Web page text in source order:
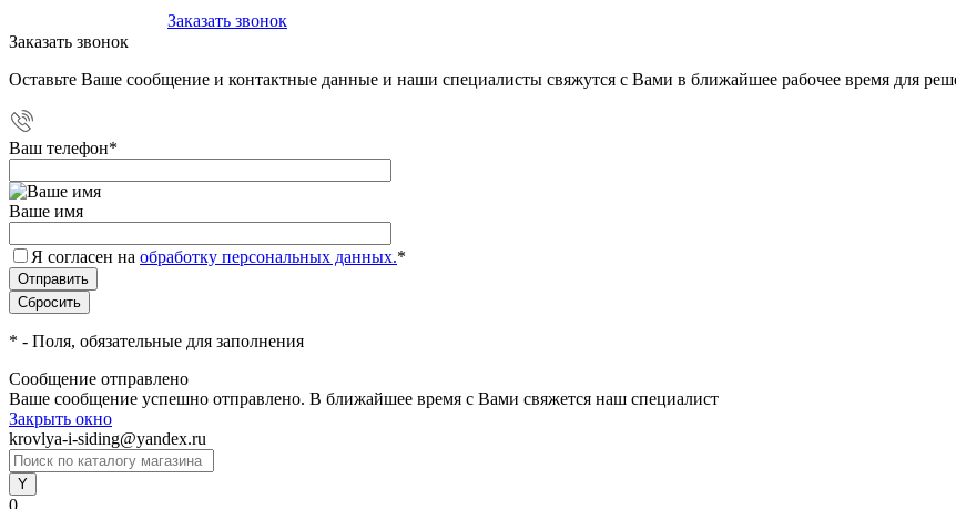
Заказать звонок
Заказать звонок
Оставьте Ваше сообщение и контактные данные и наши специалисты свяжутся с Вами в ближайшее рабочее время для
Ваш телефон*
Ваше имя
Я согласен на обработку персональных данных.*
* - Поля, обязательные для заполнения
Сообщение отправлено
Ваше сообщение успешно отправлено. В ближайшее время с Вами свяжется наш специалист
Закрыть окно
krovlya-i-siding@yandex.ru
0